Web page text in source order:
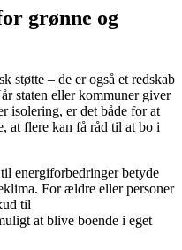
grønne og
støtte – de er også et redskab
staten eller kommuner giver
isolering, er det både for at
at flere kan få råd til at bo i
energiforbedringer betyde
For ældre eller personer
til
at blive boende i eget